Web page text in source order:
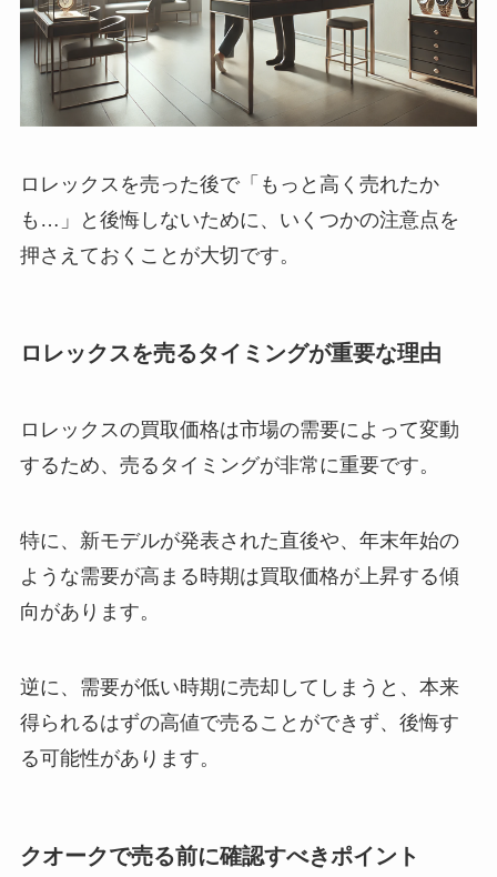
ロレックスを売った後で「もっと高く売れたか
も…」と後悔しないために、いくつかの注意点を
押さえておくことが大切です。
ロレックスを売るタイミングが重要な理由
ロレックスの買取価格は市場の需要によって変動
するため、売るタイミングが非常に重要です。
特に、新モデルが発表された直後や、年末年始の
ような需要が高まる時期は買取価格が上昇する傾
向があります。
逆に、需要が低い時期に売却してしまうと、本来
得られるはずの高値で売ることができず、後悔す
る可能性があります。
クオークで売る前に確認すべきポイント